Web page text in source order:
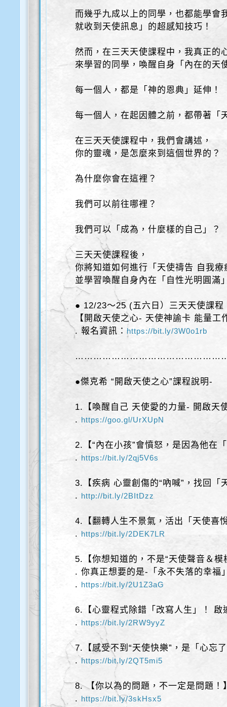
而幾乎九成以上的同學，也都能學會
就收到天使訊息」的超感知技巧！
然而，在三天天使課程中，我真正的
來學習的同學，喚醒自身「內在的天
每一個人，都是「神的恩典」延伸！
每一個人，在起因體之前，都帶著「
在三天天使課程中，我們會講述，
你的靈魂，是怎麼來到這個世界的？
為什麼你會在這裡？
我們可以前往哪裡？
我們可以「成為，什麼樣的自己」？
三天天使課程後，
你將知道如何進行「天使禱告 自我療
並學習喚醒自身內在「自性光明圓滿
● 12/23～25 (五六日）三天天使課程
【開啟天使之心- 天使神諭卡 能量工
. 報名資訊：https://bit.ly/3W0o1rb
●傑克希 “開啟天使之心”課程說明-
1.【喚醒自己 天使愛的力量- 開啟天
. https://goo.gl/UrXUpN
2.【“內在小孩”會憤怒，是因為他在
. https://bit.ly/2qj5V6s
3.【疾病 心靈創傷的“吶喊”，找回「
. http://bit.ly/2BItDzz
4.【翻轉人生不景氣，活出「天使喜
. https://bit.ly/2DEK7LR
5.【你想知道的，不是“天使聲音＆模
. 你真正想要的是-「永不失落的幸福
. https://bit.ly/2U1Z3aG
6.【心靈程式除錯「改寫人生」！ 啟
. https://bit.ly/2RW9yyZ
7.【感受不到“天使快樂”，是「心忘
.https://bit.ly/2QT5mi5
8. 【你以為的問題，不一定是問題！
. https://bit.ly/3skHsx5